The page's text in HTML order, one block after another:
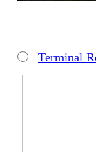
Terminal